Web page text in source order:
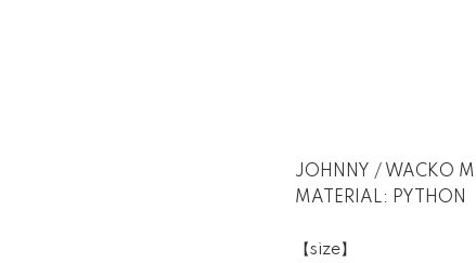
JOHNNY / WACKO
MATERIAL: PYTHON
【size】